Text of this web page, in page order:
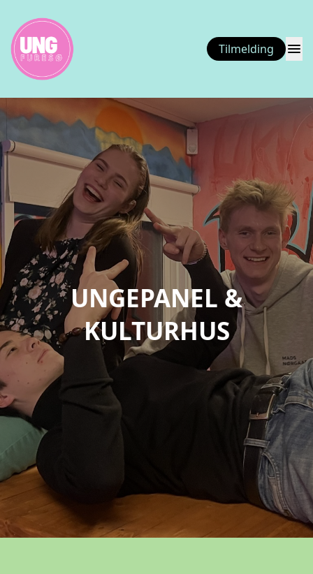
Tilmelding menu
UNGEPANEL &
KULTURHUS